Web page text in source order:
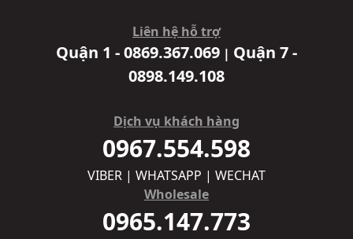
Liên hệ hỗ trợ
Quận 1 - 0869.367.069 | Quận 7 -
0898.149.108
Dịch vụ khách hàng
0967.554.598
VIBER | WHATSAPP | WECHAT
Wholesale
0965.147.773